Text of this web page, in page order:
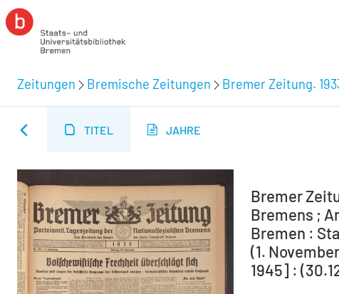
Zeitungen Bremische Zeitungen Bremer Zeitung.
TITEL JAHRE
Bremer
Bremens ;
Bremen :
(1.
1945] :